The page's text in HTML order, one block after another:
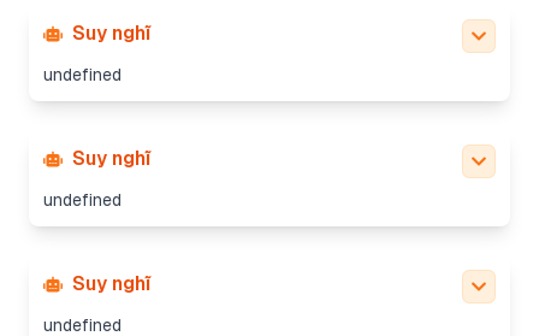
Suy nghĩ
undefined
Suy nghĩ
undefined
Suy nghĩ
undefined